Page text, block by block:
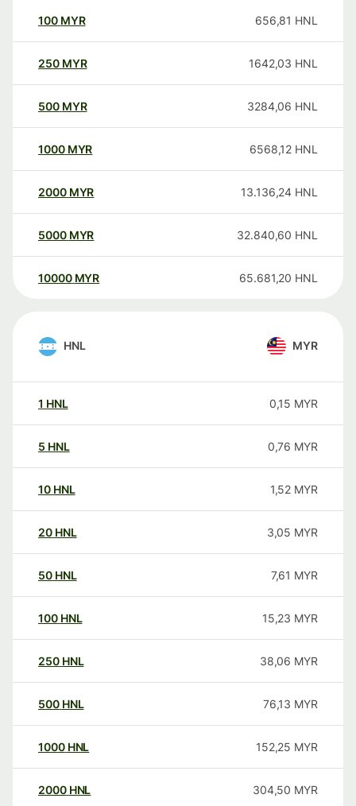
100 MYR 656,81 HNL
250 MYR 1642,03 HNL
500 MYR 3284,06 HNL
1000 MYR 6568,12 HNL
2000 MYR 13.136,24 HNL
5000 MYR 32.840,60 HNL
10000 MYR 65.681,20 HNL
HNL MYR
1 HNL 0,15 MYR
5 HNL 0,76 MYR
10 HNL 1,52 MYR
20 HNL 3,05 MYR
50 HNL 7,61 MYR
100 HNL 15,23 MYR
250 HNL 38,06 MYR
500 HNL 76,13 MYR
1000 HNL 152,25 MYR
2000 HNL 304,50 MYR